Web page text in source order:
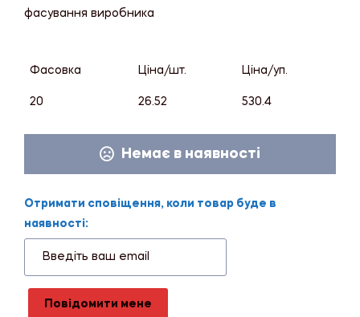
фасування виробника
Фасовка Ціна/шт. Ціна/уп.
20 26.52 530.4
Немає в наявності
Отримати сповіщення, коли товар буде в
наявності:
Повідомити мене